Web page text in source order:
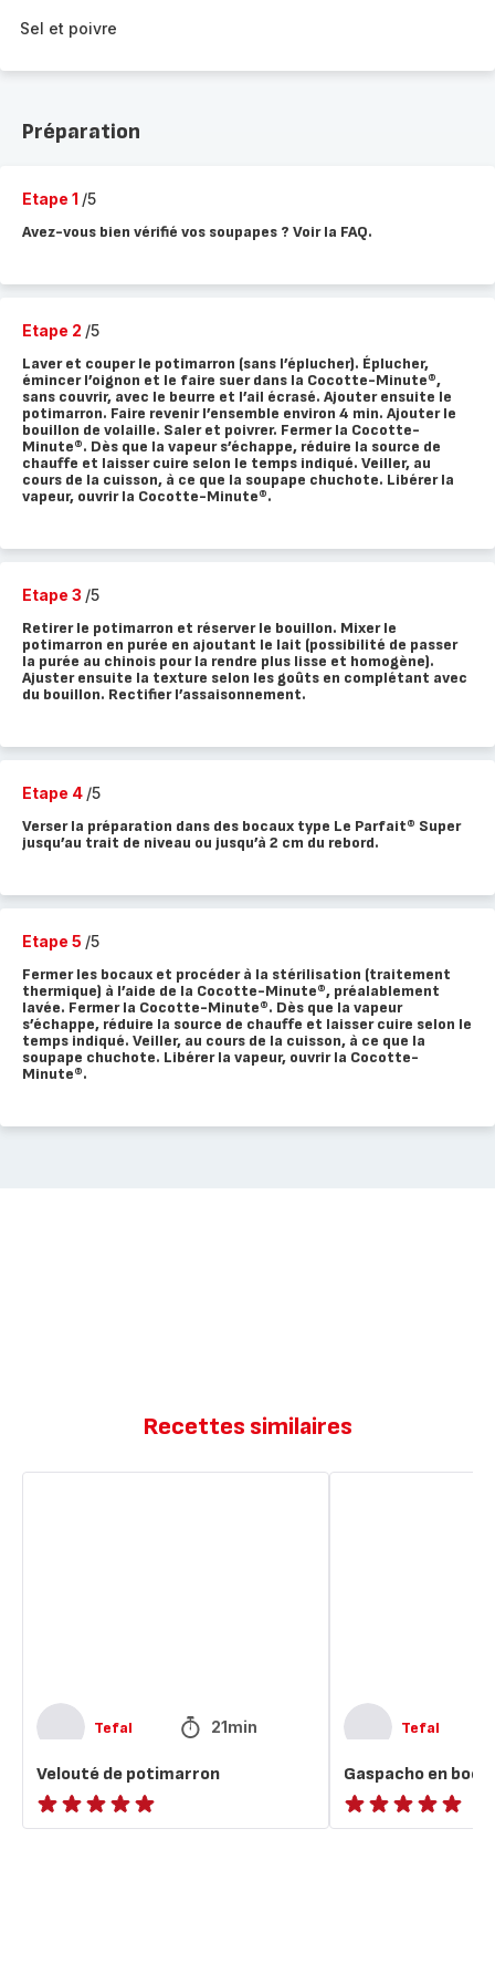
Sel et poivre
Préparation
Etape 1 /5
Avez-vous bien vérifié vos soupapes ? Voir la FAQ.
Etape 2 /5
Laver et couper le potimarron (sans l’éplucher). Éplucher,
émincer l’oignon et le faire suer dans la Cocotte-Minute®,
sans couvrir, avec le beurre et l’ail écrasé. Ajouter ensuite le
potimarron. Faire revenir l’ensemble environ 4 min. Ajouter le
bouillon de volaille. Saler et poivrer. Fermer la Cocotte-
Minute®. Dès que la vapeur s’échappe, réduire la source de
chauffe et laisser cuire selon le temps indiqué. Veiller, au
cours de la cuisson, à ce que la soupape chuchote. Libérer la
vapeur, ouvrir la Cocotte-Minute®.
Etape 3 /5
Retirer le potimarron et réserver le bouillon. Mixer le
potimarron en purée en ajoutant le lait (possibilité de passer
la purée au chinois pour la rendre plus lisse et homogène).
Ajuster ensuite la texture selon les goûts en complétant avec
du bouillon. Rectifier l’assaisonnement.
Etape 4 /5
Verser la préparation dans des bocaux type Le Parfait® Super
jusqu’au trait de niveau ou jusqu’à 2 cm du rebord.
Etape 5 /5
Fermer les bocaux et procéder à la stérilisation (traitement
thermique) à l’aide de la Cocotte-Minute®, préalablement
lavée. Fermer la Cocotte-Minute®. Dès que la vapeur
s’échappe, réduire la source de chauffe et laisser cuire selon le
temps indiqué. Veiller, au cours de la cuisson, à ce que la
soupape chuchote. Libérer la vapeur, ouvrir la Cocotte-
Minute®.
Recettes similaires
Tefal 21min
Velouté de potimarron
ratings.NaN
Tefal
Gaspacho en
ratings.NaN